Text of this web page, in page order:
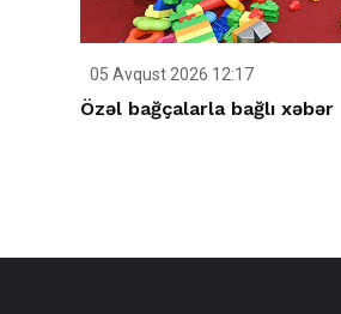
05 Avqust 2026 12:17
Özəl bağçalarla bağlı xəbər